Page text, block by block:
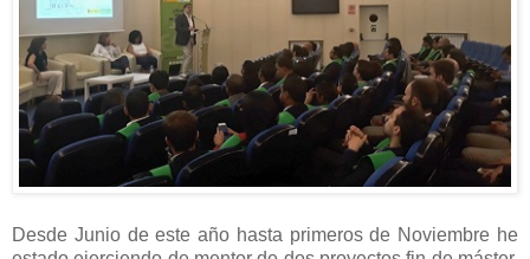
Desde Junio de este año hasta primeros de Noviembre he